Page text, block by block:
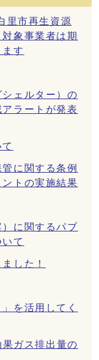
里市再生資源
象事業者は期
す
ェルター）の
ラートが発表
に関する条例
ントの実施結果
に関するパブ
て
した！
を活用してく
ガス排出量の